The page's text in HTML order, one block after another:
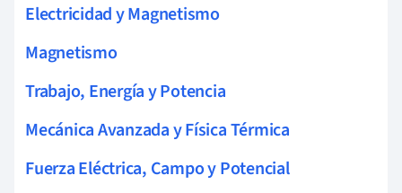
Electricidad y Magnetismo
Magnetismo
Trabajo, Energía y Potencia
Mecánica Avanzada y Física Térmica
Fuerza Eléctrica, Campo y Potencial